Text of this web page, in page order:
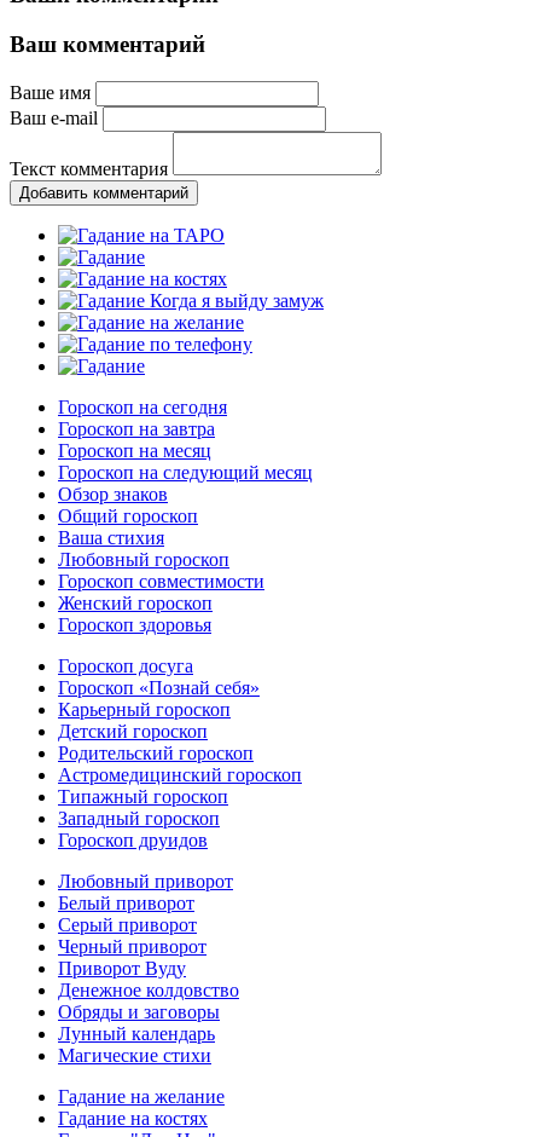
Ваш комментарий
Ваше имя
Ваш e-mail
Текст комментария
Добавить комментарий
Гороскоп на сегодня
Гороскоп на завтра
Гороскоп на месяц
Гороскоп на следующий месяц
Обзор знаков
Общий гороскоп
Ваша стихия
Любовный гороскоп
Гороскоп совместимости
Женский гороскоп
Гороскоп здоровья
Гороскоп досуга
Гороскоп «Познай себя»
Карьерный гороскоп
Детский гороскоп
Родительский гороскоп
Астромедицинский гороскоп
Типажный гороскоп
Западный гороскоп
Гороскоп друидов
Любовный приворот
Белый приворот
Серый приворот
Черный приворот
Приворот Вуду
Денежное колдовство
Обряды и заговоры
Лунный календарь
Магические стихи
Гадание на желание
Гадание на костях